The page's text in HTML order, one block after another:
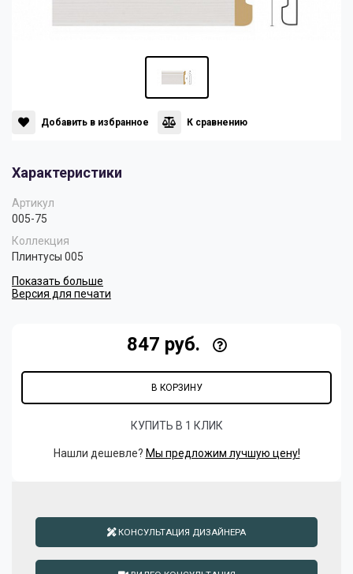
Плинтусы
Скрытое освещение
Султан
Хай Тек
Цветные плинтусы
Добавить в избранное К сравнению
Характеристики
Артикул
005-75
Коллекция
Плинтусы 005
Показать больше
Версия для печати
847 руб.
В КОРЗИНУ
КУПИТЬ В 1 КЛИК
Нашли дешевле? Мы предложим лучшую цену!
КОНСУЛЬТАЦИЯ ДИЗАЙНЕРА